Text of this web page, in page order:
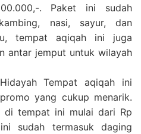
. Paket ini sudah
nasi, sayur, dan
tempat aqiqah ini juga
antar jemput untuk wilayah
Tempat aqiqah ini
yang cukup menarik.
di tempat ini mulai dari Rp
sudah termasuk daging